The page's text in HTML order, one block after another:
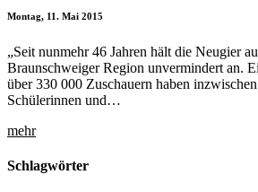
Montag, 11. Mai 2015
„Seit nunmehr 46 Jahren hält die Neugier
Braunschweiger Region unvermindert an.
über 330 000 Zuschauern haben
Schülerinnen und…
mehr
Schlagwörter